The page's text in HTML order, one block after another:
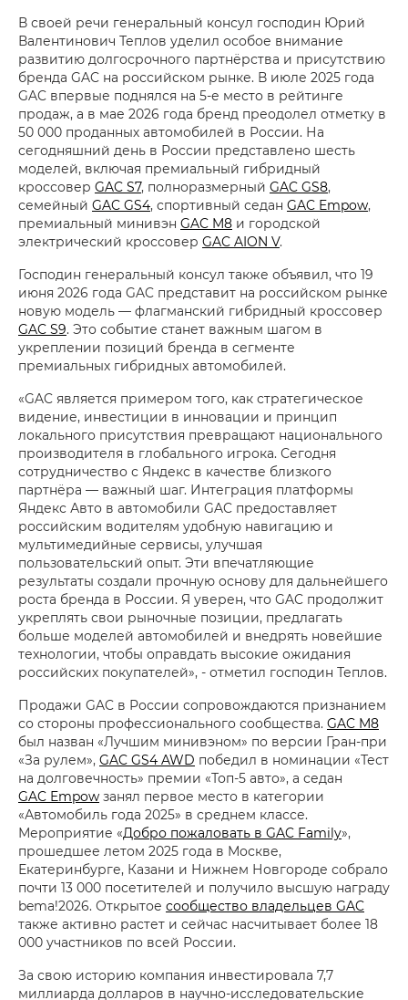
В своей речи генеральный консул господин Юрий
Валентинович Теплов уделил особое внимание
развитию долгосрочного партнёрства и присутствию
бренда GAC на российском рынке. В июле 2025 года
GAC впервые поднялся на 5-е место в рейтинге
продаж, а в мае 2026 года бренд преодолел отметку в
50 000 проданных автомобилей в России. На
сегодняшний день в России представлено шесть
моделей, включая премиальный гибридный
кроссовер GAC S7, полноразмерный GAC GS8,
семейный GAC GS4, спортивный седан GAC Empow,
премиальный минивэн GAC M8 и городской
электрический кроссовер GAC AION V.
Господин генеральный консул также объявил, что 19
июня 2026 года GAC представит на российском рынке
новую модель — флагманский гибридный кроссовер
GAC S9. Это событие станет важным шагом в
укреплении позиций бренда в сегменте
премиальных гибридных автомобилей.
«GAC является примером того, как стратегическое
видение, инвестиции в инновации и принцип
локального присутствия превращают национального
производителя в глобального игрока. Сегодня
сотрудничество с Яндекс в качестве близкого
партнёра — важный шаг. Интеграция платформы
Яндекс Авто в автомобили GAC предоставляет
российским водителям удобную навигацию и
мультимедийные сервисы, улучшая
пользовательский опыт. Эти впечатляющие
результаты создали прочную основу для дальнейшего
роста бренда в России. Я уверен, что GAC продолжит
укреплять свои рыночные позиции, предлагать
больше моделей автомобилей и внедрять новейшие
технологии, чтобы оправдать высокие ожидания
российских покупателей», - отметил господин Теплов.
Продажи GAC в России сопровождаются признанием
со стороны профессионального сообщества. GAC M8
был назван «Лучшим минивэном» по версии Гран-при
«За рулем», GAC GS4 AWD победил в номинации «Тест
на долговечность» премии «Топ-5 авто», а седан
GAC Empow занял первое место в категории
«Автомобиль года 2025» в среднем классе.
Мероприятие «Добро пожаловать в GAC Family»,
прошедшее летом 2025 года в Москве,
Екатеринбурге, Казани и Нижнем Новгороде собрало
почти 13 000 посетителей и получило высшую награду
bema!2026. Открытое сообщество владельцев GAC
также активно растет и сейчас насчитывает более 18
000 участников по всей России.
За свою историю компания инвестировала 7,7
миллиарда долларов в научно-исследовательские